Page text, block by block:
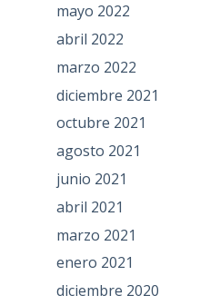
mayo 2022
abril 2022
marzo 2022
diciembre 2021
octubre 2021
agosto 2021
junio 2021
abril 2021
marzo 2021
enero 2021
diciembre 2020